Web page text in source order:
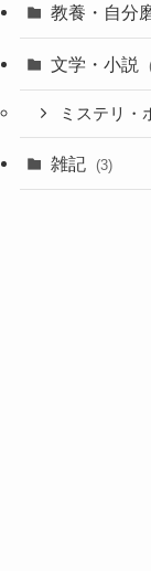
教養・自分
文学・小説
ミステリ・
雑記 (3)